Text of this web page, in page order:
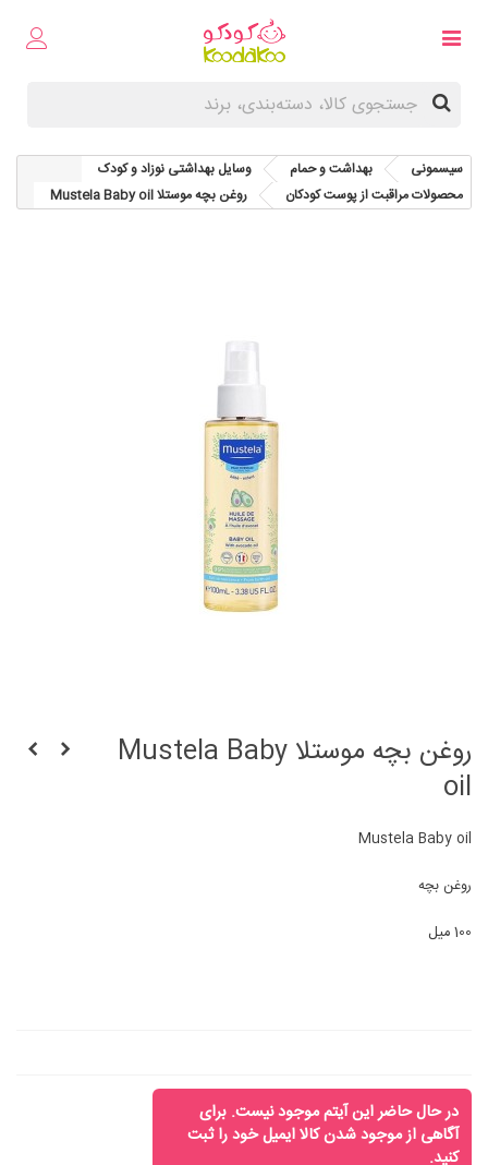
سیسمونی بهداشت و حمام
وسایل بهداشتی نوزاد و کودک
محصولات مراقبت از پوست کودکان
روغن بچه موستلا Mustela Baby oil
روغن بچه موستلا Mustela Baby
oil
Mustela Baby oil
روغن بچه
100 میل
در حال حاضر این آیتم موجود نیست. برای
آگاهی از موجود شدن کالا ایمیل خود را ثبت
کنید.